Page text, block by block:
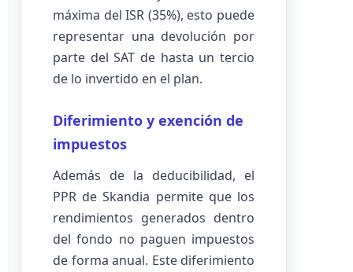
máxima del ISR (35%), esto puede
representar una devolución por
parte del SAT de hasta un tercio
de lo invertido en el plan.
Diferimiento y exención de
impuestos
Además de la deducibilidad, el
PPR de Skandia permite que los
rendimientos generados dentro
del fondo no paguen impuestos
de forma anual. Este diferimiento